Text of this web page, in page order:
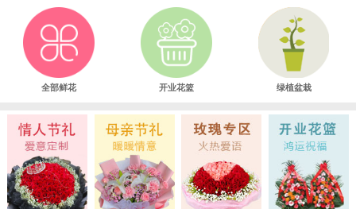
全部鲜花 开业花篮 绿植盆栽